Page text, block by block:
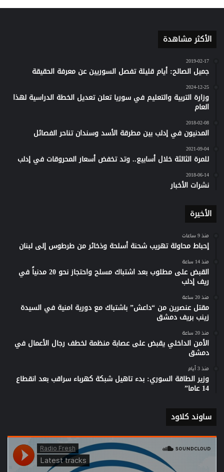
الأكثر مشاهدة
2019-02-17
جميل الصالح: أيام قليلة تفصل السوريين عن معرفة الحقيقة
2024-12-25
وزارة التربية والتعليم في سوريا تعلن تعديل الخطة الدراسية لهذا
العام
2018-02-08
المدنيون في إدلب بين مطرقة الأسد وسندان تناحر الفصائل
2021-09-04
للمرة الثالثة خلال أسابيع.. وتد تخفض أسعار المحروقات في إدلب
2018-06-14
نشرات الأخبار
الأخيرة
منذ 9 ساعات
إحباط محاولة تهريب شحنة أسلحة وذخائر من طرطوس إلى لبنان
منذ 14 ساعة
القبض على مطلوب بعد اشتباك مسلح واحتجاز نحو 20 مدنياً في
ريف إدلب
منذ 20 ساعة
مقتل عنصرين من “داعش” باشتباك مع دورية امنية في السيدة
زينب بريف دمشق
منذ 20 ساعة
الأمن الداخلي يقبض على عصابة منظمة لخطف رجال الأعمال في
دمشق
منذ 3 أيام
وزير الطاقة السوري: بدء تاهيل شبكة كهرباء سراقب بعد انقطاع
14 عاما”
ساوند كلاود